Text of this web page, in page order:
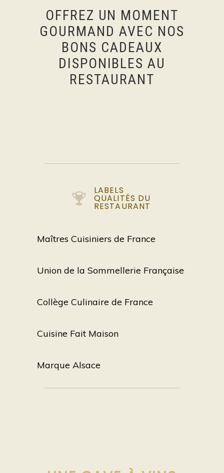
OFFREZ UN MOMENT
GOURMAND AVEC NOS
BONS CADEAUX
DISPONIBLES AU
RESTAURANT
LABELS
QUALITÉS DU
RESTAURANT
Maîtres Cuisiniers de France
Union de la Sommellerie Française
Collège Culinaire de France
Cuisine Fait Maison
Marque Alsace